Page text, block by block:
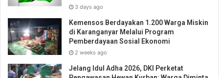
3 days ago
Kemensos Berdayakan 1.200 Warga Miskin
di Karanganyar Melalui Program
Pemberdayaan Sosial Ekonomi
2 weeks ago
Jelang Idul Adha 2026, DKI Perketat